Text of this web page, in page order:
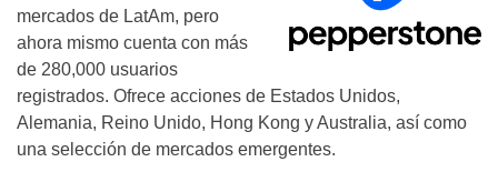
mercados de LatAm, pero
ahora mismo cuenta con más
de 280,000 usuarios
registrados. Ofrece acciones de Estados Unidos,
Alemania, Reino Unido, Hong Kong y Australia, así como
una selección de mercados emergentes.